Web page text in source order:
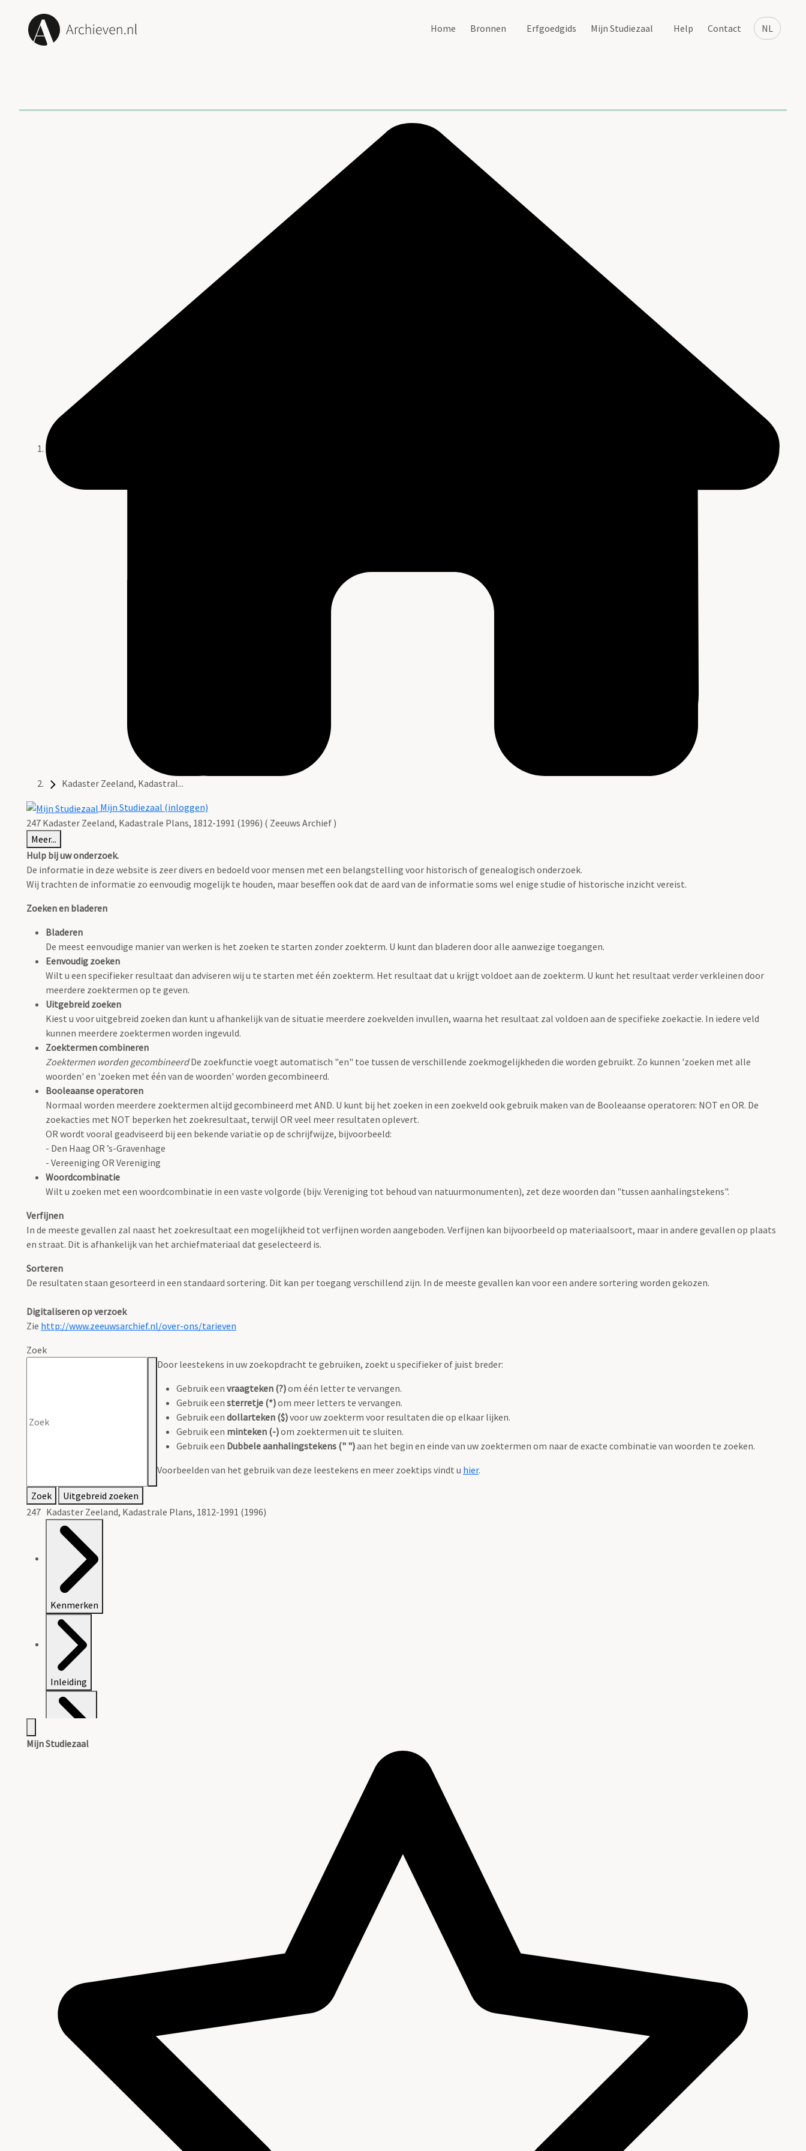
NL
Home Bronnen Erfgoedgids Mijn Studiezaal Help Contact
Kadaster Zeeland, Kadastral...
Mijn Studiezaal (inloggen)
247 Kadaster Zeeland, Kadastrale Plans, 1812-1991 (1996) ( Zeeuws Archief )
Meer...
Hulp bij uw onderzoek.
De informatie in deze website is zeer divers en bedoeld voor mensen met een belangstelling voor historisch of genealogisch onderzoek.
Wij trachten de informatie zo eenvoudig mogelijk te houden, maar beseffen ook dat de aard van de informatie soms wel enige studie of historische inzicht vereist.
Zoeken en bladeren
Bladeren
De meest eenvoudige manier van werken is het zoeken te starten zonder zoekterm. U kunt dan bladeren door alle aanwezige toegangen.
Eenvoudig zoeken
Wilt u een specifieker resultaat dan adviseren wij u te starten met één zoekterm. Het resultaat dat u krijgt voldoet aan de zoekterm. U kunt het resultaat verder verkleinen door
meerdere zoektermen op te geven.
Uitgebreid zoeken
Kiest u voor uitgebreid zoeken dan kunt u afhankelijk van de situatie meerdere zoekvelden invullen, waarna het resultaat zal voldoen aan de specifieke zoekactie. In iedere veld
kunnen meerdere zoektermen worden ingevuld.
Zoektermen combineren
Zoektermen worden gecombineerdDe zoekfunctie voegt automatisch "en" toe tussen de verschillende zoekmogelijkheden die worden gebruikt. Zo kunnen 'zoeken met alle
woorden' en 'zoeken met één van de woorden' worden gecombineerd.
Booleaanse operatoren
Normaal worden meerdere zoektermen altijd gecombineerd met AND. U kunt bij het zoeken in een zoekveld ook gebruik maken van de Booleaanse operatoren: NOT en OR. De
zoekacties met NOT beperken het zoekresultaat, terwijl OR veel meer resultaten oplevert.
OR wordt vooral geadviseerd bij een bekende variatie op de schrijfwijze, bijvoorbeeld:
- Den Haag OR ’s-Gravenhage
- Vereeniging OR Vereniging
Woordcombinatie
Wilt u zoeken met een woordcombinatie in een vaste volgorde (bijv. Vereniging tot behoud van natuurmonumenten), zet deze woorden dan "tussen aanhalingstekens".
Verfijnen
In de meeste gevallen zal naast het zoekresultaat een mogelijkheid tot verfijnen worden aangeboden. Verfijnen kan bijvoorbeeld op materiaalsoort, maar in andere gevallen op plaats
en straat. Dit is afhankelijk van het archiefmateriaal dat geselecteerd is.
Sorteren
De resultaten staan gesorteerd in een standaard sortering. Dit kan per toegang verschillend zijn. In de meeste gevallen kan voor een andere sortering worden gekozen.
Digitaliseren op verzoek
Zie http://www.zeeuwsarchief.nl/over-ons/tarieven
Zoek
Door leestekens in uw zoekopdracht te gebruiken, zoekt u specifieker of juist breder:
Gebruik een vraagteken (?)om één letter te vervangen.
Gebruik een sterretje (*)om meer letters te vervangen.
Gebruik een dollarteken ($)voor uw zoekterm voor resultaten die op elkaar lijken.
Gebruik een minteken (-)om zoektermen uit te sluiten.
Gebruik een Dubbele aanhalingstekens (" ")aan het begin en einde van uw zoektermen om naar de exacte combinatie van woorden te zoeken.
Voorbeelden van het gebruik van deze leestekens en meer zoektips vindt u hier.
Zoek
Uitgebreid zoeken
247 Kadaster Zeeland, Kadastrale Plans, 1812-1991 (1996)
Kenmerken
Inleiding
Mijn Studiezaal